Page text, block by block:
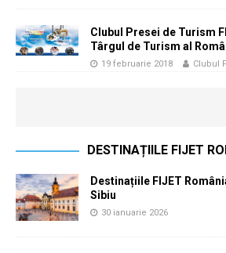
Clubul Presei de Turism
Târgul de Turism al
19 februarie 2018 Clubul
DESTINAȚIILE FIJET
Destinațiile FIJET
Sibiu
30 ianuarie 2026